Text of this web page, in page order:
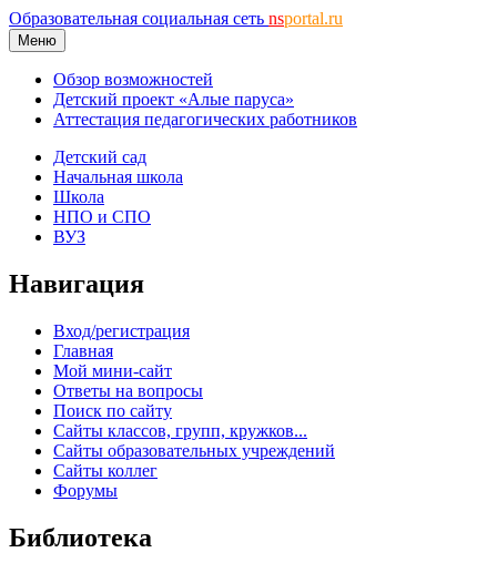
Образовательная социальная сеть nsportal.ru
Меню
Обзор возможностей
Детский проект «Алые паруса»
Аттестация педагогических работников
Детский сад
Начальная школа
Школа
НПО и СПО
ВУЗ
Навигация
Вход/регистрация
Главная
Мой мини-сайт
Ответы на вопросы
Поиск по сайту
Сайты классов, групп, кружков...
Сайты образовательных учреждений
Сайты коллег
Форумы
Библиотека